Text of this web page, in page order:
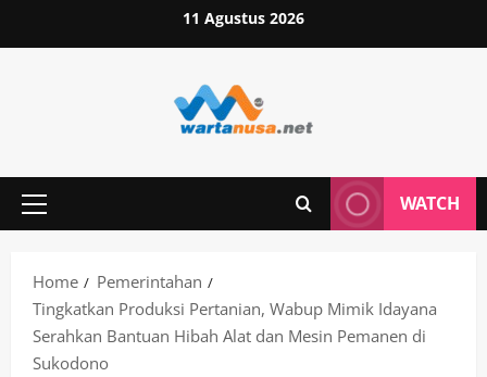
to
11 Agustus 2026
Primary
WATCH
Home
Pemerintahan
Tingkatkan Produksi Pertanian, Wabup Mimik Idayana
Serahkan Bantuan Hibah Alat dan Mesin Pemanen di
Sukodono